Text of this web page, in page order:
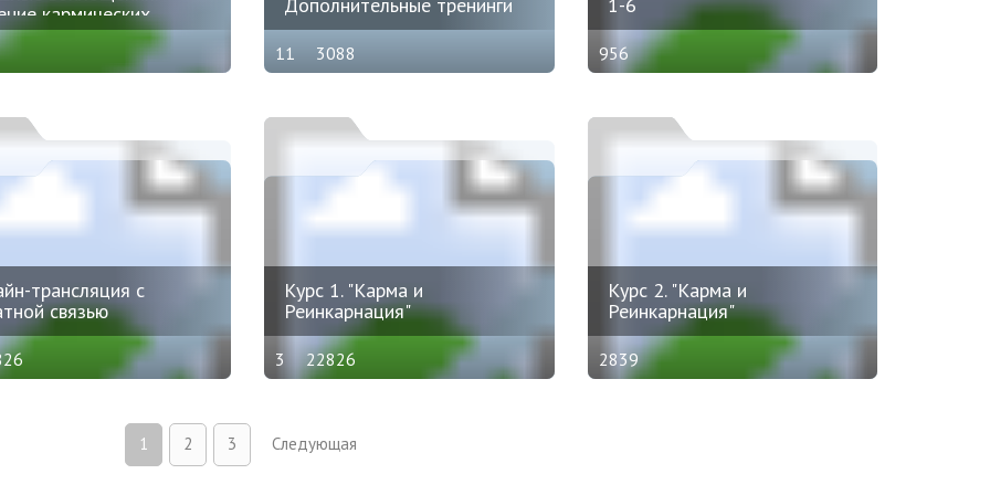
кармических
Зеркало.
(1-6)
11 3088 956
трансляция с
связью
Курс 1. "Карма и
Реинкарнация"
3 22826
Курс 2. "Карма и
Реинкарнация"
2839
1 2 3 Следующая